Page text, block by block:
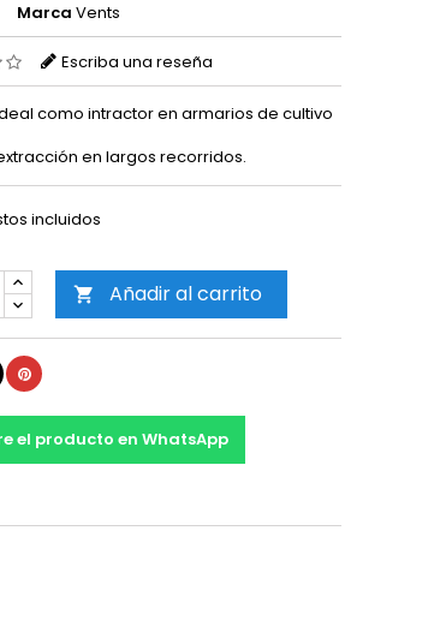
Marca Vents
Escriba una reseña
como intractor en armarios de cultivo
en largos recorridos.
incluidos
 Añadir al carrito
Pinterest
el producto en WhatsApp